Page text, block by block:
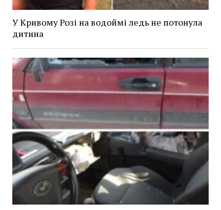
У Кривому Розі на водоймі ледь не потонула
дитина